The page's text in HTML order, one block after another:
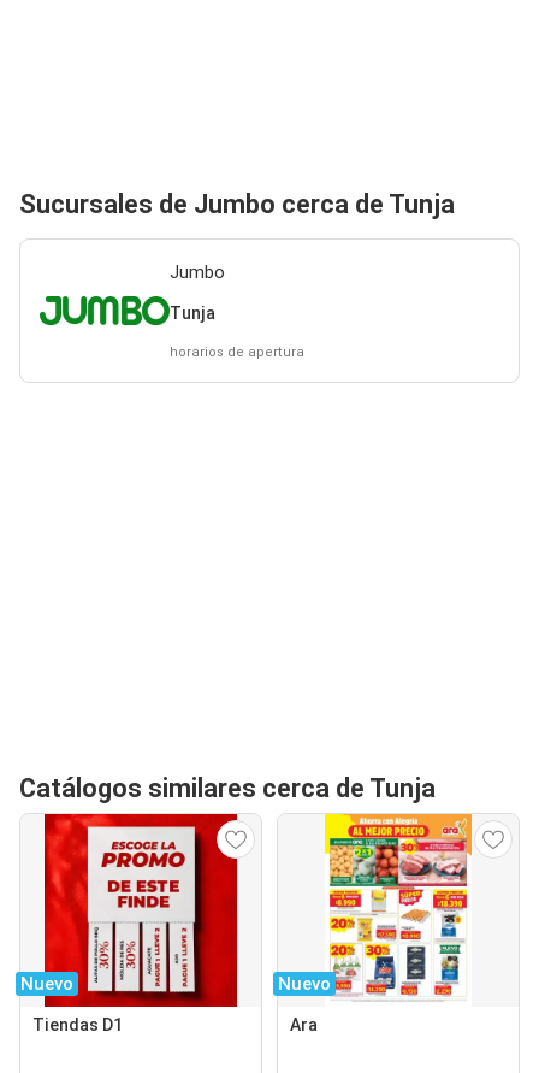
Sucursales de Jumbo cerca de Tunja
Jumbo
Tunja
horarios de apertura
Catálogos similares cerca de Tunja
Nuevo
Tiendas D1
Nuevo
Ara